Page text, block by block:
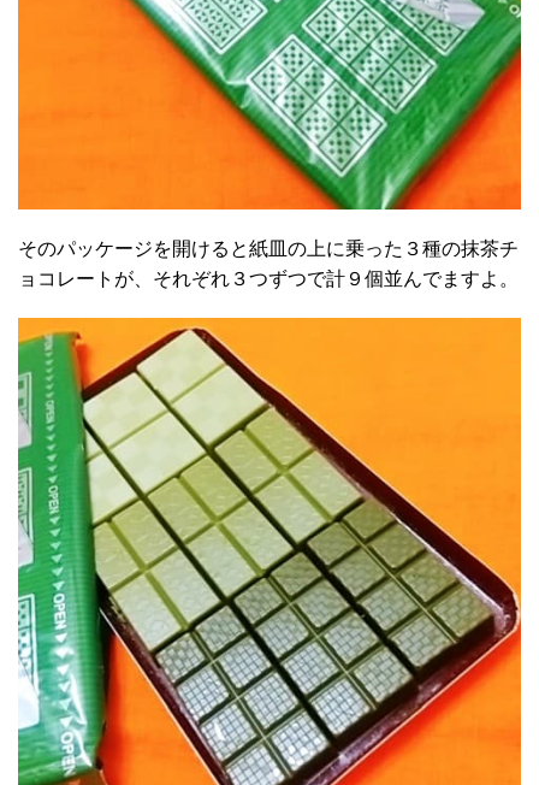
そのパッケージを開けると紙皿の上に乗った３種の抹茶チ
ョコレートが、それぞれ３つずつで計９個並んでますよ。